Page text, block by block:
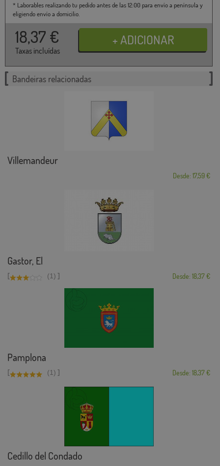
* Laborables realizando tu pedido antes de las 12:00 para envío a península y
eligiendo envío a domicilio.
18,37 €
Taxas incluídas
Bandeiras relacionadas
Villemandeur
Desde: 17,59 €
Gastor, El
[ (1) ] Desde: 18,37 €
Pamplona
[ (1) ] Desde: 18,37 €
Cedillo del Condado